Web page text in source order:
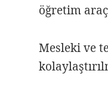
öğretim
Mesleki ve